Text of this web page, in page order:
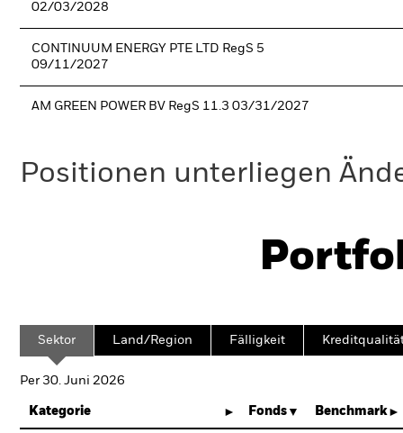
02/03/2028
CONTINUUM ENERGY PTE LTD RegS 5
09/11/2027
AM GREEN POWER BV RegS 11.3 03/31/2027
Positionen unterliegen
Sektor Land/Region Fälligkeit
Per 30. Juni 2026
Kategorie Fonds Benchmark